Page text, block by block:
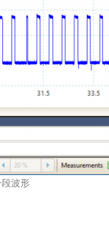
波形